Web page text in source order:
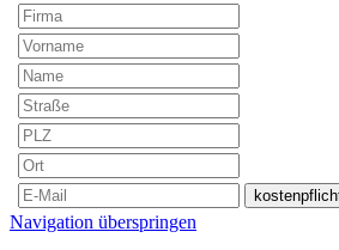
Navigation überspringen